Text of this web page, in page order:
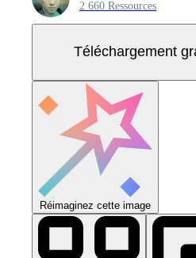
2 660 Ressources
Téléchargement
Réimaginez cette image